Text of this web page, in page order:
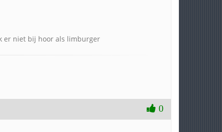
er niet bij hoor als limburger
0